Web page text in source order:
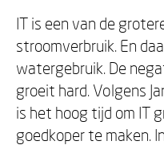
IT is een van de
stroomverbruik. En
watergebruik. De
groeit hard. Volgens
is het hoog tijd om IT
goedkoper te maken.